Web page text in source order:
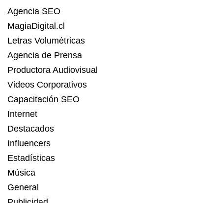
Agencia SEO
MagiaDigital.cl
Letras Volumétricas
Agencia de Prensa
Productora Audiovisual
Videos Corporativos
Capacitación SEO
Internet
Destacados
Influencers
Estadísticas
Música
General